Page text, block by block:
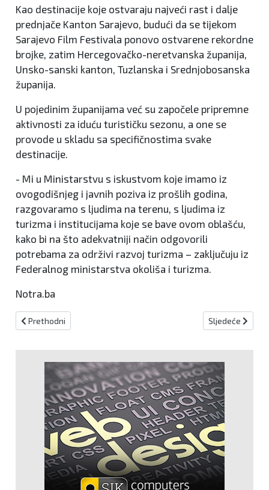
Kao destinacije koje ostvaraju najveći rast i dalje
prednjače Kanton Sarajevo, budući da se tijekom
Sarajevo Film Festivala ponovo ostvarene rekordne
brojke, zatim Hercegovačko-neretvanska županija,
Unsko-sanski kanton, Tuzlanska i Srednjobosanska
županija.
U pojedinim županijama već su započele pripremne
aktivnosti za iduću turističku sezonu, a one se
provode u skladu sa specifičnostima svake
destinacije.
- Mi u Ministarstvu s iskustvom koje imamo iz
ovogodišnjeg i javnih poziva iz prošlih godina,
razgovaramo s ljudima na terenu, s ljudima iz
turizma i institucijama koje se bave ovom oblašću,
kako bi na što adekvatniji način odgovorili
potrebama za održivi razvoj turizma – zaključuju iz
Federalnog ministarstva okoliša i turizma.
Notra.ba
Prethodni članak: Trgovci na crni petak u FBiH ostvarili promet od
Prethodni Sljedeći
Sljedeće